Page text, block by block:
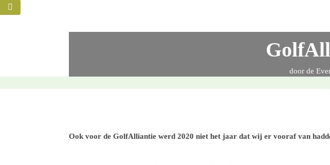
door de
Ook voor de GolfAl­li­an­tie werd 2020 niet het jaar dat wij er vooraf van